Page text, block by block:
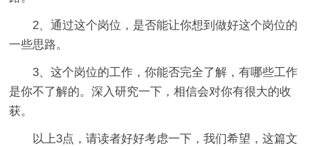
2、通过这个岗位，是否能让你想到做好这个岗位的
一些思路。
3、这个岗位的工作，你能否完全了解，有哪些工作
是你不了解的。深入研究一下，相信会对你有很大的收
获。
以上3点，请读者好好考虑一下，我们希望，这篇文